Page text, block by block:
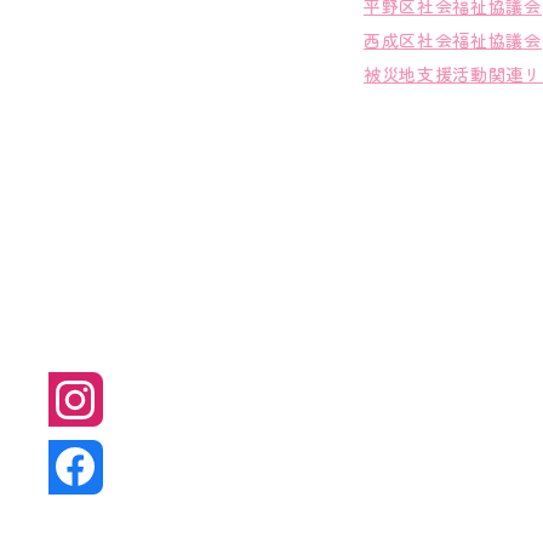
平野区社会福祉協議会
西成区社会福祉協議会
被災地支援活動関連